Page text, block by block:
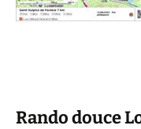
Rando douce